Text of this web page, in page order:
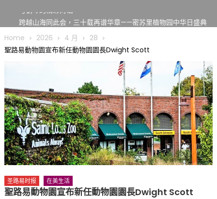
跨越山海同此会，三十载再谱华章——密苏里植物园中华日盛典
圣路易龙舟俱乐部5月16日龙舟体验日 邀请各界亲身体验划行乐
趣 + 水上竞速魅力
执掌密苏里植物园近四十年 致力推动全球植物多样性研究与中美
合作 Peter Raven 博士逝世 享年89岁
一晃三十年，初夏又相逢。中华日，等你来赴约 —— 密苏里植物
园“中华日三十周年特别报道（五）
筝声与琴韵交汇：刘励(Li Statler)与钢琴家Darek演绎一场古筝
与钢琴的精彩对话
Home 2026 4 月
28
聖路易動物園宣布新任動物園園長Dwight Scott
圣路易时报 在美生活
聖路易動物園宣布新任動物園園長Dwight Scott